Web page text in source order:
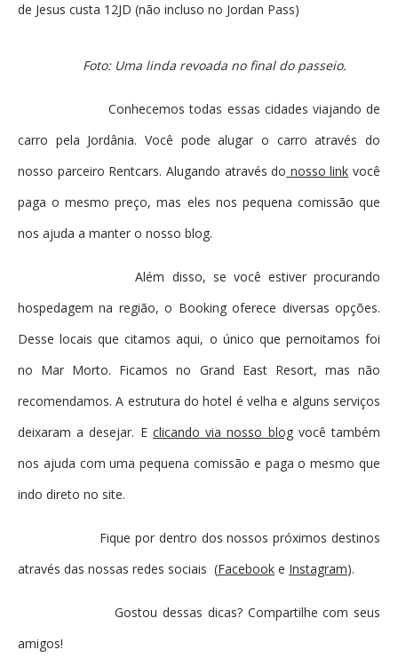
de Jesus custa 12JD (não incluso no Jordan Pass)
Foto: Uma linda revoada no final do passeio.
Conhecemos todas essas cidades viajando de
carro pela Jordânia. Você pode alugar o carro através do
nosso parceiro Rentcars. Alugando através do nosso link você
paga o mesmo preço, mas eles nos pequena comissão que
nos ajuda a manter o nosso blog.
Além disso, se você estiver procurando
hospedagem na região, o Booking oferece diversas opções.
Desse locais que citamos aqui, o único que pernoitamos foi
no Mar Morto. Ficamos no Grand East Resort, mas não
recomendamos. A estrutura do hotel é velha e alguns serviços
deixaram a desejar. E clicando via nosso blogvocê também
nos ajuda com uma pequena comissão e paga o mesmo que
indo direto no site.
Fique por dentro dos nossos próximos destinos
através das nossas redes sociais (Facebook e Instagram).
Gostou dessas dicas? Compartilhe com seus
amigos!